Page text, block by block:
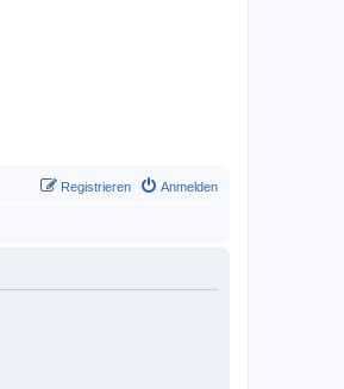
Anmelden
Registrieren